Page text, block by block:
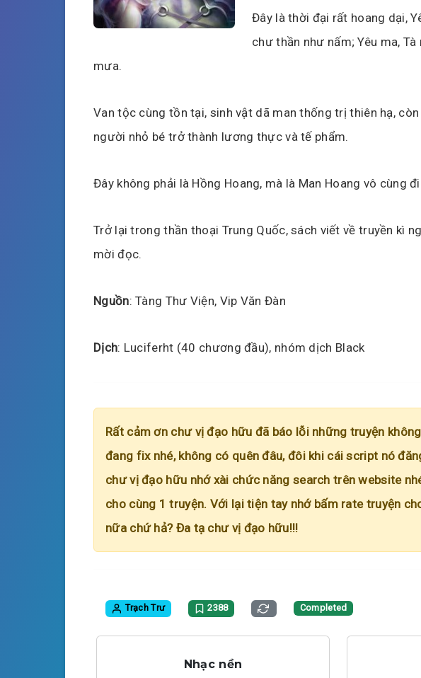
Đây là thời đại rất hoang dại,
chư thần như nấm; Yêu ma,
mưa.
Van tộc cùng tồn tại, sinh vật dã man thống trị thiên hạ, còn
người nhỏ bé trở thành lương thực và tế phẩm.
Đây không phải là Hồng Hoang, mà là Man Hoang vô cùng
Trở lại trong thần thoại Trung Quốc, sách viết về truyền kì
mời đọc.
Nguồn: Tàng Thư Viện, Vip Văn Đàn
Dịch: Luciferht (40 chương đầu), nhóm dịch Black
Rất cảm ơn chư vị đạo hữu đã báo lỗi những truyện
đang fix nhé, không có quên đâu, đôi khi cái script nó
chư vị đạo hữu nhớ xài chức năng search trên website
cho cùng 1 truyện. Với lại tiện tay nhớ bấm rate truyện
nữa chứ hả? Đa tạ chư vị đạo hữu!!!
Trạch Trư 2388 Completed
Nhạc nền